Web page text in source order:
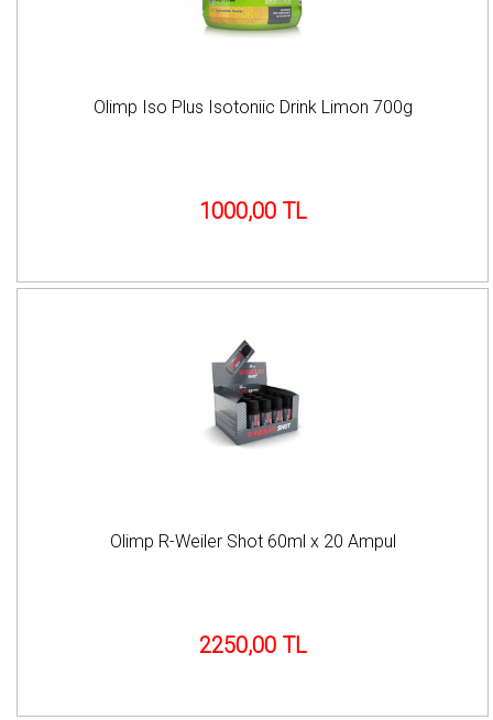
Olimp Iso Plus Isotoniic Drink Limon 700g
1000,00 TL
Olimp R-Weiler Shot 60ml x 20 Ampul
2250,00 TL